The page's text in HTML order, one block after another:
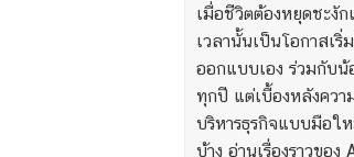
เมื่อชีวิตต้องหยุดชะงั
เวลานั้นเป็นโอกาสเ
ออกแบบเอง ร่วมกับ
ทุกปี แต่เบื้องหลังควา
บริหารธุรกิจแบบมือใ
บ้าง อ่านเรื่องราวขอ